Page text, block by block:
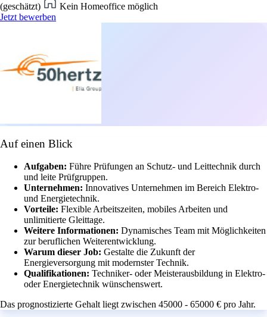
(geschätzt)
Kein Homeoffice möglich
Jetzt bewerben
Auf einen Blick
Aufgaben: Führe Prüfungen an Schutz- und Leittechnik durch
und leite Prüfgruppen.
Unternehmen: Innovatives Unternehmen im Bereich Elektro-
und Energietechnik.
Vorteile: Flexible Arbeitszeiten, mobiles Arbeiten und
unlimitierte Gleittage.
Weitere Informationen: Dynamisches Team mit Möglichkeiten
zur beruflichen Weiterentwicklung.
Warum dieser Job: Gestalte die Zukunft der
Energieversorgung mit modernster Technik.
Qualifikationen: Techniker- oder Meisterausbildung in Elektro-
oder Energietechnik wünschenswert.
Das prognostizierte Gehalt liegt zwischen 45000 - 65000 € pro Jahr.